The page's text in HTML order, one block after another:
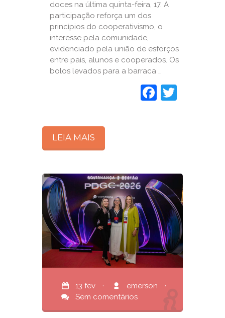
doces na última quinta-feira, 17. A
participação reforça um dos
princípios do cooperativismo, o
interesse pela comunidade,
evidenciado pela união de esforços
entre pais, alunos e cooperados. Os
bolos levados para a barraca …
LEIA MAIS
13 fev · emerson
·
Sem comentários